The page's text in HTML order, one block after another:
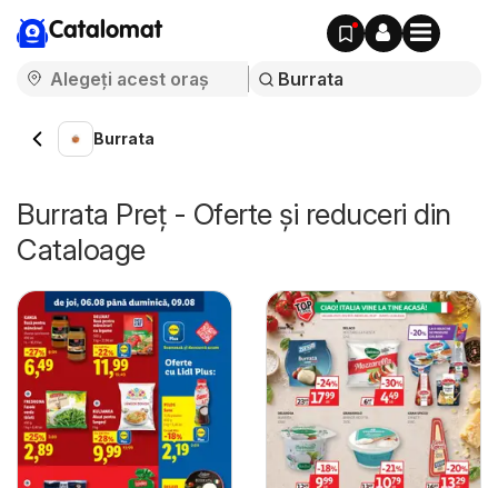
Catalomat
Burrata
Burrata Preț - Oferte și reduceri din
Cataloage